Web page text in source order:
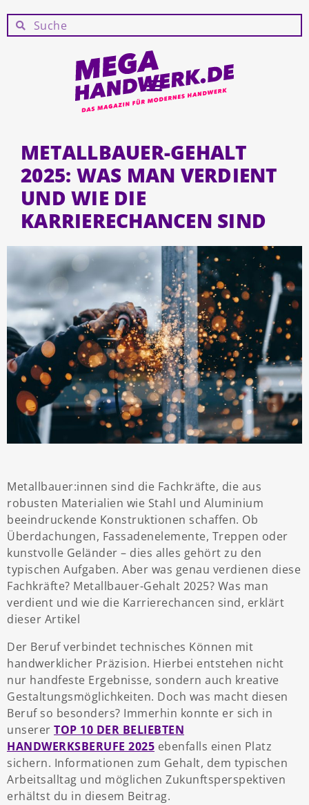
METALLBAUER-GEHALT
2025: WAS MAN VERDIENT
UND WIE DIE
KARRIERECHANCEN SIND
Metallbauer:innen sind die Fachkräfte, die aus
robusten Materialien wie Stahl und Aluminium
beeindruckende Konstruktionen schaffen. Ob
Überdachungen, Fassadenelemente, Treppen oder
kunstvolle Geländer – dies alles gehört zu den
typischen Aufgaben. Aber was genau verdienen diese
Fachkräfte? Metallbauer-Gehalt 2025? Was man
verdient und wie die Karrierechancen sind, erklärt
dieser Artikel
Der Beruf verbindet technisches Können mit
handwerklicher Präzision. Hierbei entstehen nicht
nur handfeste Ergebnisse, sondern auch kreative
Gestaltungsmöglichkeiten. Doch was macht diesen
Beruf so besonders? Immerhin konnte er sich in
unserer TOP 10 DER BELIEBTEN
HANDWERKSBERUFE 2025 ebenfalls einen Platz
sichern. Informationen zum Gehalt, dem typischen
Arbeitsalltag und möglichen Zukunftsperspektiven
erhältst du in diesem Beitrag.